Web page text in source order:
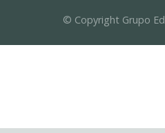
© Copyright Grupo